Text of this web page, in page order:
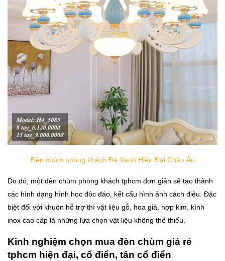
Đèn chùm phòng khách Đá Xanh Hiện Đại Châu Âu
Do đó, một đèn chùm phòng khách tphcm đơn giản sẽ tạo thành
các hình dạng hình học độc đáo, kết cấu hình ảnh cách điệu. Đặc
biệt đối với khuôn hỗ trợ thì vật liệu gỗ, hoa giả, hợp kim, kính
inox cao cấp là những lựa chọn vật liệu không thể thiếu.
Kinh nghiệm chọn mua đèn chùm giá rẻ
tphcm hiện đại, cổ điển, tân cổ điển